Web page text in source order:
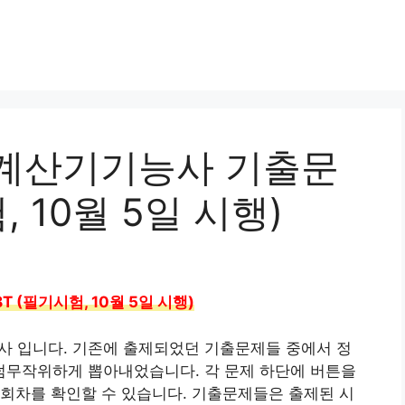
산기기능사 기출문
10월 5일 시행)
(필기시험, 10월 5일 시행)
입니다. 기존에 출제되었던 기출문제들 중에서 정
작위하게 뽑아내었습니다. 각 문제 하단에 버튼을
차를 확인할 수 있습니다. 기출문제들은 출제된 시